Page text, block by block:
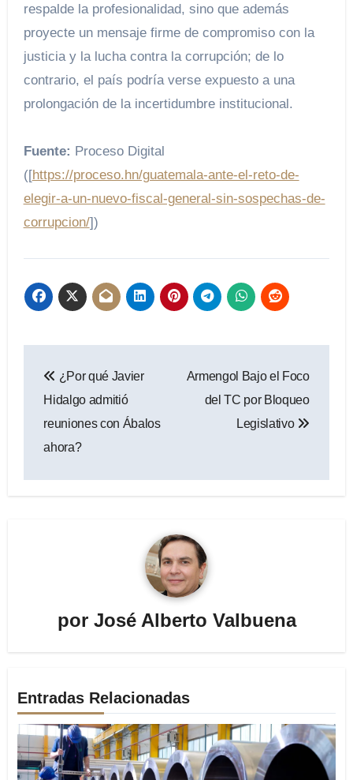
respalde la profesionalidad, sino que además
proyecte un mensaje firme de compromiso con la
justicia y la lucha contra la corrupción; de lo
contrario, el país podría verse expuesto a una
prolongación de la incertidumbre institucional.
Fuente: Proceso Digital
([https://proceso.hn/guatemala-ante-el-reto-de-
elegir-a-un-nuevo-fiscal-general-sin-sospechas-de-
corrupcion/])
de
entradas
¿Por qué Javier
Hidalgo admitió
reuniones con Ábalos
ahora?
Armengol Bajo el Foco
del TC por Bloqueo
Legislativo
por José Alberto Valbuena
Entradas Relacionadas